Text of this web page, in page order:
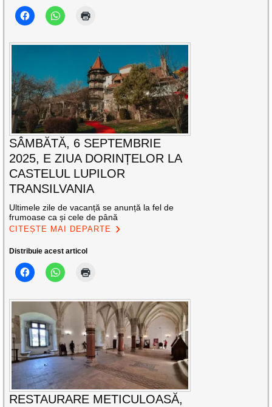
SÂMBĂTĂ, 6 SEPTEMBRIE
2025, E ZIUA DORINȚELOR LA
CASTELUL LUPILOR
TRANSILVANIA
Ultimele zile de vacanță se anunță la fel de
frumoase ca și cele de până
CITEȘTE MAI DEPARTE
Distribuie acest articol
RESTAURARE METICULOASĂ,